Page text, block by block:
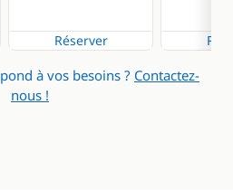
Réserver
à vos besoins ? Contactez-
nous !